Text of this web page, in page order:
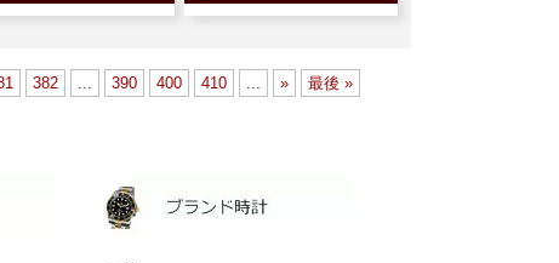
382 ... 390 400 410 ... » 最後 »